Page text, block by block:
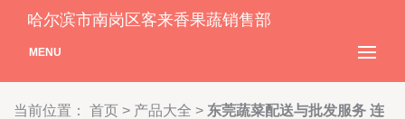
哈尔滨市南岗区客来香果蔬销售部
MENU
当前位置： 首页 > 产品大全 > 东莞蔬菜配送与批发服务 连